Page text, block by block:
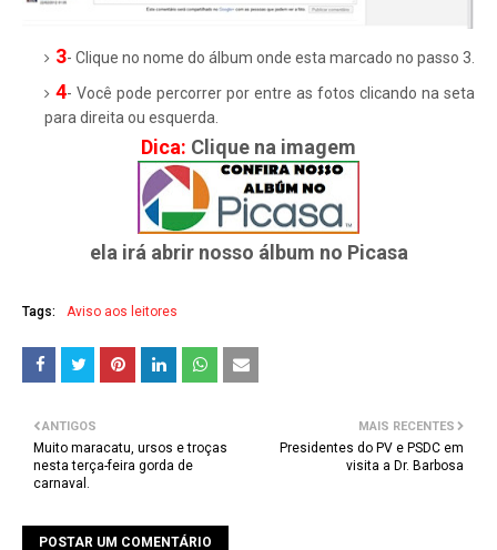
3- Clique no nome do álbum onde esta marcado no passo 3.
4- Você pode percorrer por entre as fotos clicando na seta
para direita ou esquerda.
Dica: Clique na imagem
ela irá abrir nosso álbum no Picasa
Tags: Aviso aos leitores
MAIS RECENTES
Presidentes do PV e PSDC em
visita a Dr. Barbosa
ANTIGOS
Muito maracatu, ursos e troças
nesta terça-feira gorda de
carnaval.
POSTAR UM COMENTÁRIO